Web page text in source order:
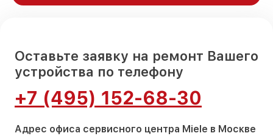
Оставьте заявку на ремонт Вашего
устройства по телефону
+7 (495) 152-68-30
Адрес офиса сервисного центра Miele в Москве